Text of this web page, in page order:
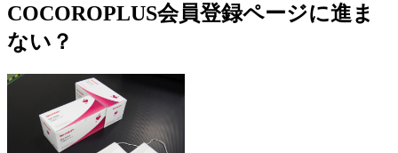
COCOROPLUS会員登録ページに進ま
ない？